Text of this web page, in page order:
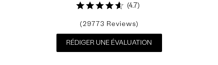
4.7
29773
RÉDIGER UNE ÉVALUATION